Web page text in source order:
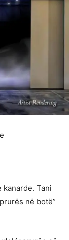
kanarde. Tani
në botë”